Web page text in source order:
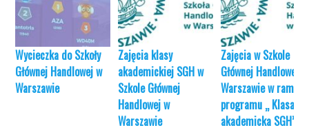
Wycieczka do Szkoły
Głównej Handlowej w
Warszawie
Zajęcia klasy
akademickiej SGH w
Szkole Głównej
Handlowej w
Warszawie
Zajęcia w Szkole
Głównej Handlowej w
Warszawie w ramach
programu „ Klasa
akademicka SGH”